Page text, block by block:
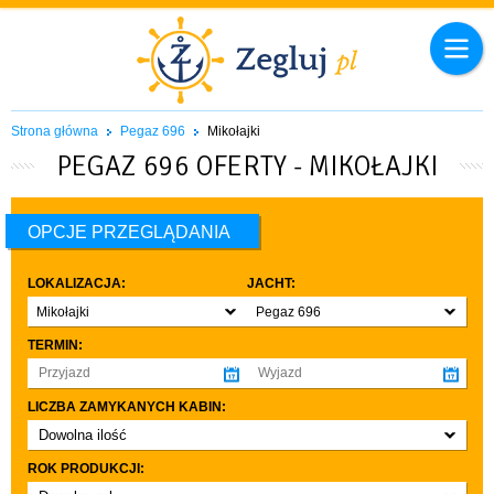
Strona główna Pegaz 696 Mikołajki
PEGAZ 696 OFERTY - MIKOŁAJKI
OPCJE PRZEGLĄDANIA
LOKALIZACJA:
Mikołajki
JACHT:
Pegaz 696
TERMIN:
LICZBA ZAMYKANYCH KABIN:
Dowolna ilość
co najmniej 1
co najmniej 2
ROK PRODUKCJI: